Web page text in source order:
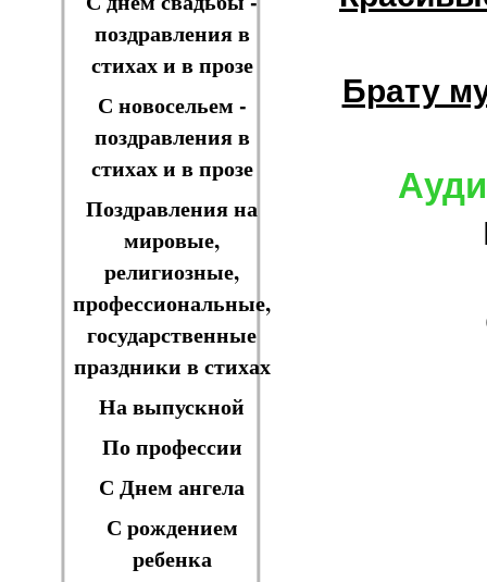
поздравления в
стихах и в прозе
С новосельем -
поздравления в
стихах и в прозе
Поздравления на
мировые,
религиозные,
профессиональные,
государственные
праздники в стихах
На выпускной
По профессии
С Днем ангела
С рождением
ребенка
Брату